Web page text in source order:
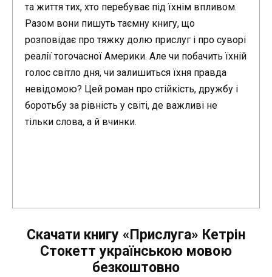
та життя тих, хто перебуває під їхнім впливом.
Разом вони пишуть таємну книгу, що
розповідає про тяжку долю прислуг і про суворі
реалії тогочасної Америки. Але чи побачить їхній
голос світло дня, чи залишиться їхня правда
невідомою? Цей роман про стійкість, дружбу і
боротьбу за рівність у світі, де важливі не
тільки слова, а й вчинки.
Скачати книгу «Прислуга» Кетрін
Стокетт українською мовою
безкоштовно